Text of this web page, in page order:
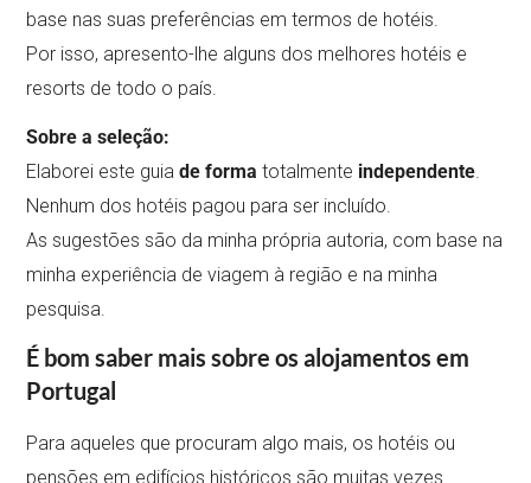
base nas suas preferências em termos de hotéis.
Por isso, apresento-lhe alguns dos melhores hotéis e
resorts de todo o país.
Sobre a seleção:
Elaborei este guiade forma totalmente independente.
Nenhum dos hotéis pagou para ser incluído.
As sugestões são da minha própria autoria, com base na
minha experiência de viagem à região e na minha
pesquisa.
É bom saber mais sobre os alojamentos em
Portugal
Para aqueles que procuram algo mais, os hotéis ou
pensões em edifícios históricos são muitas vezes